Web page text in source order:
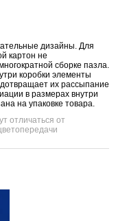
дизайны. Для
картон не
сборке пазла.
коробки элементы
их рассыпание
в размерах внутри
на упаковке товара.
отличаться от